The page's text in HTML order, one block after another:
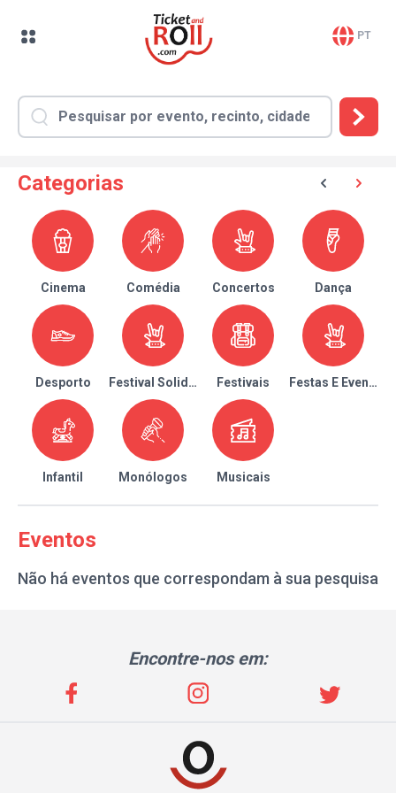
PT
Categorias
Cinema Comédia Concertos Dança
Desporto Festival Solidário Festivais Festas E Eventos
Infantil Monólogos Musicais
Eventos
Não há eventos que correspondam à sua pesquisa
Encontre-nos em: